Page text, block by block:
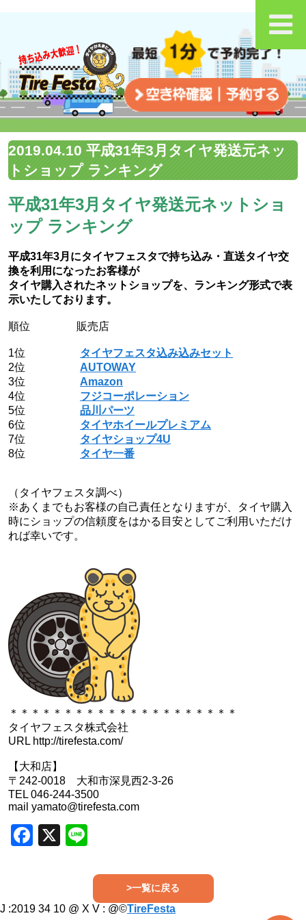
2019.04.10 平成31年3月タイヤ発送元ネッ
トショップ ランキング
平成31年3月タイヤ発送元ネットショ
ップ ランキング
平成31年3月にタイヤフェスタで持ち込み・直送タイヤ交
換を利用になったお客様が
タイヤ購入されたネットショップを、ランキング形式で表
示いたしております。
順位 販売店
1位 タイヤフェスタ込み込みセット
2位 AUTOWAY
3位 Amazon
4位 フジコーポレーション
5位 品川パーツ
6位 タイヤホイールプレミアム
7位 タイヤショップ4U
8位 タイヤ一番
（タイヤフェスタ調べ）
※あくまでもお客様の自己責任となりますが、タイヤ購入
時にショップの信頼度をはかる目安としてご利用いただけ
れば幸いです。
＊＊＊＊＊＊＊＊＊＊＊＊＊＊＊＊＊＊＊＊＊
タイヤフェスタ株式会社
URL http://tirefesta.com/
【大和店】
〒242-0018 大和市深見西2-3-26
TEL 046-244-3500
mail yamato@tirefesta.com
Facebook
X
>一覧に戻る
J :2019 34 10 @ X V : @©TireFesta